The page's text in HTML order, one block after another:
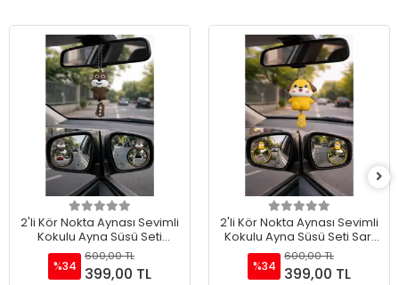
2'li Kör Nokta Aynası Sevimli
Kokulu Ayna Süsü Seti
Kahverengi
%34
600,00 TL
399,00 TL
2'li Kör Nokta Aynası Sevimli
Kokulu Ayna Süsü Seti Sarı
Renk
%34
600,00 TL
399,00 TL